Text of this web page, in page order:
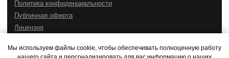
Мы используем файлы cookie, чтобы обеспечивать полноценную работу